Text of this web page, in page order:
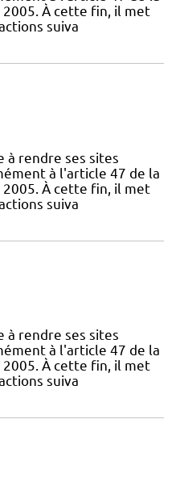
À cette fin, il met
suiva
à rendre ses sites
à l'article 47 de la
À cette fin, il met
suiva
à rendre ses sites
à l'article 47 de la
À cette fin, il met
suiva